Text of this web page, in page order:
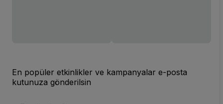
En popüler etkinlikler ve kampanyalar e-posta
kutunuza gönderilsin